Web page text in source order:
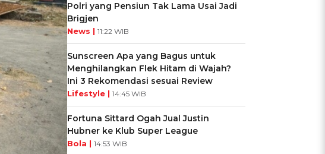
Polri yang Pensiun Tak Lama Usai Jadi
Brigjen
News | 11:22 WIB
Sunscreen Apa yang Bagus untuk
Menghilangkan Flek Hitam di Wajah?
Ini 3 Rekomendasi sesuai Review
Lifestyle | 14:45 WIB
Fortuna Sittard Ogah Jual Justin
Hubner ke Klub Super League
Bola | 14:53 WIB